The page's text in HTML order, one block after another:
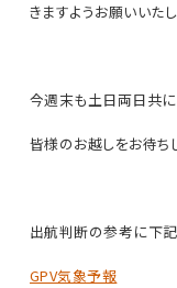
きますようお願いいたし
今週末も土日両日共に
皆様のお越しをお待ち
出航判断の参考に下記
GPV気象予報